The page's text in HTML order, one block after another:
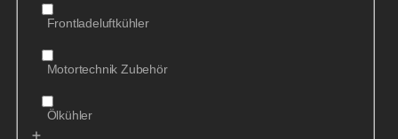
Frontladeluftkühler
Motortechnik Zubehör
Ölkühler